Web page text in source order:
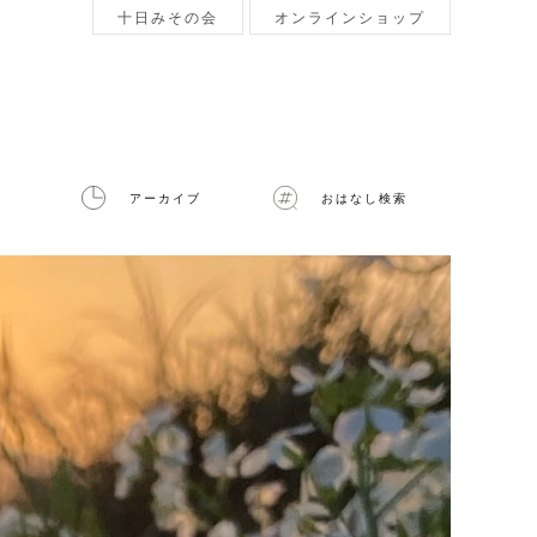
十日みその会 オンラインショップ
アーカイブ おはなし検索